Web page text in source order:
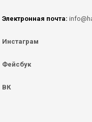
Электронная почта:
Инстаграм
Фейсбук
ВК